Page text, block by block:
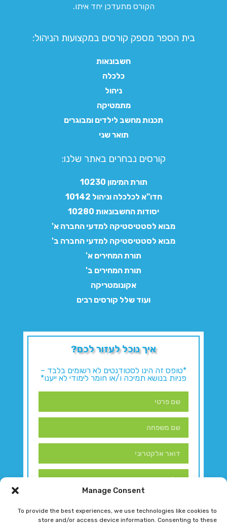
Manage Consent
To provide the best experiences, we use technologies like cookies to
store and/or access device information. Consenting to these
הקורס מתעדכן יחד איתו.
בית הספר מספק קורסים במקצועות הניהול:
חשבונאות
כלכלה
ניהול
מתמטיקה
תכנות מחשב לילדים ומבוגרים
תואר שני
קורסים נבחרים באתר שלנו:​
תורת המימון 10230
חדו"א לכלכלה וניהול 10142
יסודות החשבונאות 10280
מבוא לסטטיסטיקה למדעי החברה א'
מבוא לסטטיסטיקה למדעי החברה ב'
תורת המחירים א'
תורת המחירים ב'
אקונומטריקה
ועוד שלל קורסים רבים
איך נוכל לעזור לכם?
*טופס זה הינו לסטודנטים לא רשומים בלבד –
פניות בנושא תמיכה ו/או חומר לימודי לא ייענו*